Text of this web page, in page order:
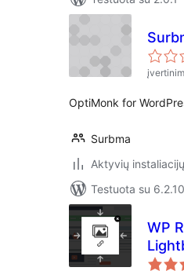
OptiMonk for
Surbma
Aktyvių
Testuota su 6.2.10
WP